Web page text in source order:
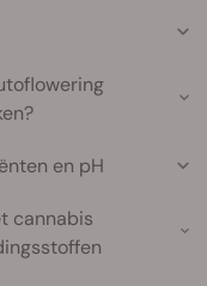
en pH
cannabis